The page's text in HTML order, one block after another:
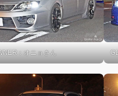
：オニョさん